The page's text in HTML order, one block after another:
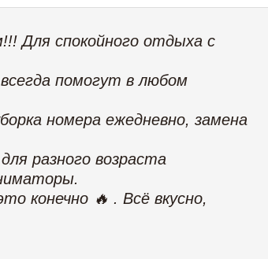
Для спокойного отдыха с
помогут в любом
номера ежедневно, замена
разного возраста
конечно 🔥 . Всё вкусно,